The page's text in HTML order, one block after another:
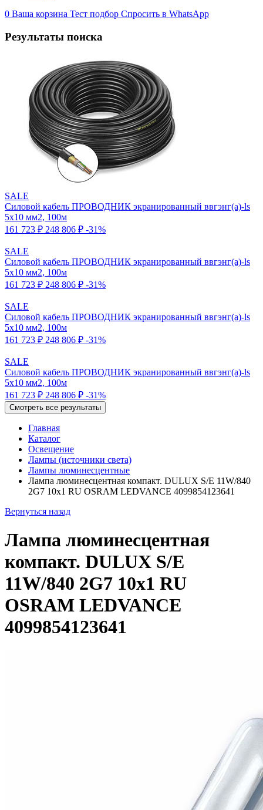
0 Ваша корзина Тест подбор Спросить в WhatsApp
Результаты поиска
SALE
Силовой кабель ПРОВОДНИК экранированный ввгэнг(a)-ls
5x10 мм2, 100м
161 723 ₽ 248 806 ₽ -31%
SALE
Силовой кабель ПРОВОДНИК экранированный ввгэнг(a)-ls
5x10 мм2, 100м
161 723 ₽ 248 806 ₽ -31%
SALE
Силовой кабель ПРОВОДНИК экранированный ввгэнг(a)-ls
5x10 мм2, 100м
161 723 ₽ 248 806 ₽ -31%
SALE
Силовой кабель ПРОВОДНИК экранированный ввгэнг(a)-ls
5x10 мм2, 100м
161 723 ₽ 248 806 ₽ -31%
Смотреть все результаты
Главная
Каталог
Освещение
Лампы (источники света)
Лампы люминесцентные
Лампа люминесцентная компакт. DULUX S/E 11W/840
2G7 10х1 RU OSRAM LEDVANCE 4099854123641
Вернуться назад
Лампа люминесцентная
компакт. DULUX S/E
11W/840 2G7 10х1 RU
OSRAM LEDVANCE
4099854123641